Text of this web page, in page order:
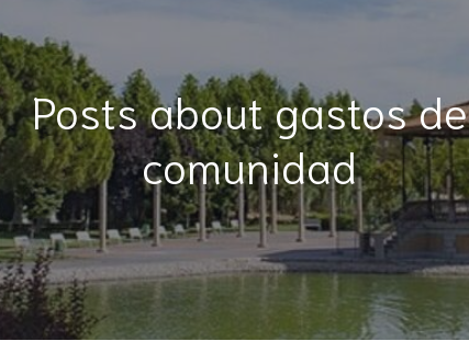
Posts about gastos de
comunidad